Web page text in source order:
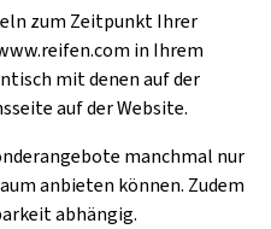
zum Zeitpunkt Ihrer
in Ihrem
mit denen auf der
auf der Website.
manchmal nur
anbieten können. Zudem
abhängig.